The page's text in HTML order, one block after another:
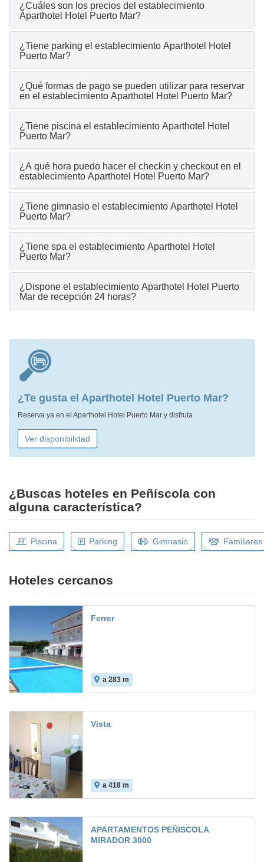
¿Cuáles son los precios del establecimiento
Aparthotel Hotel Puerto Mar?
¿Tiene parking el establecimiento Aparthotel Hotel
Puerto Mar?
¿Qué formas de pago se pueden utilizar para reservar
en el establecimiento Aparthotel Hotel Puerto Mar?
¿Tiene piscina el establecimiento Aparthotel Hotel
Puerto Mar?
¿A qué hora puedo hacer el checkin y checkout en el
establecimiento Aparthotel Hotel Puerto Mar?
¿Tiene gimnasio el establecimiento Aparthotel Hotel
Puerto Mar?
¿Tiene spa el establecimiento Aparthotel Hotel
Puerto Mar?
¿Dispone el establecimiento Aparthotel Hotel Puerto
Mar de recepción 24 horas?
¿Te gusta el Aparthotel Hotel Puerto Mar?
Reserva ya en el Aparthotel Hotel Puerto Mar y disfruta
Ver disponibilidad
¿Buscas hoteles en Peñíscola con
alguna característica?
Piscina Parking Gimnasio Familiares
Hoteles cercanos
Ferrer
a 283 m
Vista
a 418 m
APARTAMENTOS PEÑISCOLA
MIRADOR 3000